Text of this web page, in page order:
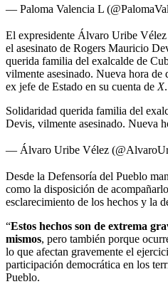
— Paloma Valencia L
El expresidente Álvaro Uribe
el asesinato de Rogers Mauricio
querida familia del exalcalde de
vilmente asesinado. Nueva hora
ex jefe de Estado en su cuenta de X.
Solidaridad querida familia del
Devis, vilmente asesinado. Nueva
— Álvaro Uribe Vélez
Desde la Defensoría del Pueblo
como la disposición de
esclarecimiento de los hechos y la
“Estos hechos son de extrema
mismos, pero también porque
lo que afectan gravemente el
participación democrática en los
Pueblo.